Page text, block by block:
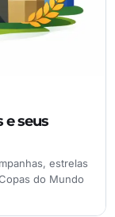
e seus
estrelas
do Mundo